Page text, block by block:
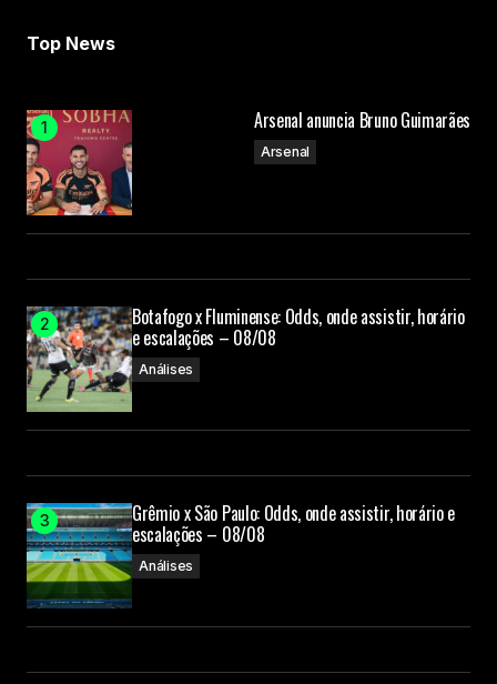
Top News
Arsenal anuncia Bruno Guimarães
Arsenal
Botafogo x Fluminense: Odds, onde assistir, horário
e escalações – 08/08
Análises
Grêmio x São Paulo: Odds, onde assistir, horário e
escalações – 08/08
Análises